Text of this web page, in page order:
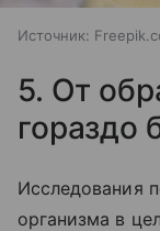
Источник:
5. От
гораздо
Исследования
организма в